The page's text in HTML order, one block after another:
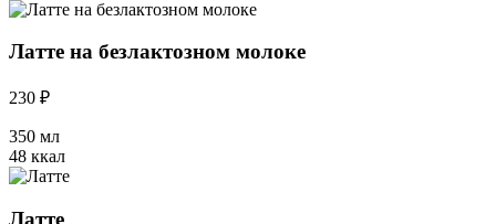
Латте на безлактозном молоке
230 ₽
350 мл
48 ккал
Латте